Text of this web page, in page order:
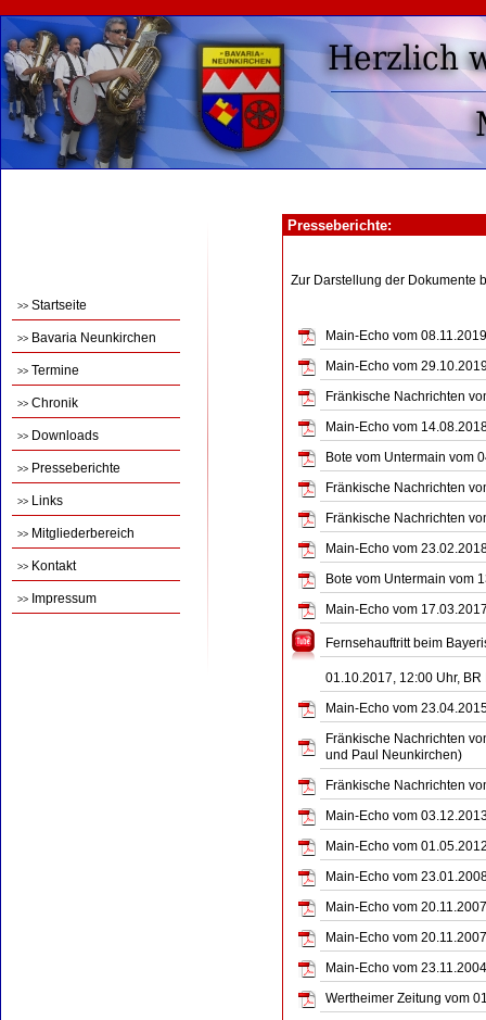
>> Startseite
>> Bavaria Neunkirchen
>> Termine
>> Chronik
>> Downloads
>> Presseberichte
>> Links
>> Mitgliederbereich
>> Kontakt
>> Impressum
Presseberichte:
Zur Darstellung der Dokumente
Main-Echo vom
Main-Echo vom
Fränkische Nachrichten
Main-Echo vom
Bote vom Untermain vom
Fränkische Nachrichten
Fränkische Nachrichten
Main-Echo vom
Bote vom Untermain vom
Main-Echo vom
Fernsehauftritt beim
01.10.2017, 12:00 Uhr,
Main-Echo vom
Fränkische Nachrichten
und Paul Neunkirchen)
Fränkische Nachrichten
Main-Echo vom
Main-Echo vom
Main-Echo vom
Main-Echo vom
Main-Echo vom
Main-Echo vom
Wertheimer Zeitung vom